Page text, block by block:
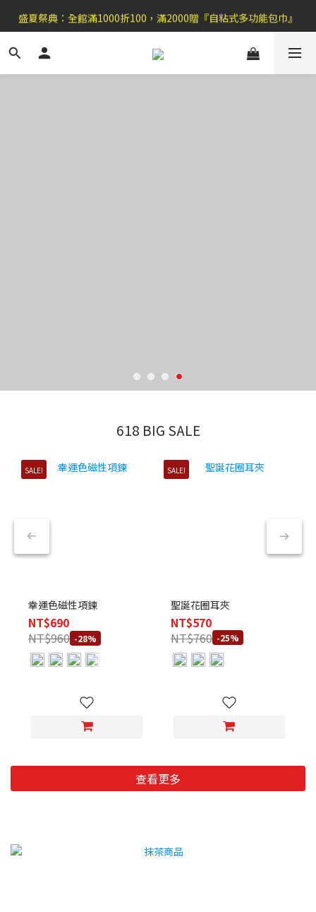
盛夏祭典：全館滿1000折100，滿2000贈『自粘式多功能包巾』
盛夏祭典：全館滿1000折100，滿2000贈『自粘式多功能包巾』
滿699郵局免運費，滿990便利商店免運
618 BIG SALE
SALE!
幸運色磁性項鍊
NT$690
NT$960 -28%
SALE!
聖誕花圈耳夾
NT$570
NT$760 -25%
查看更多